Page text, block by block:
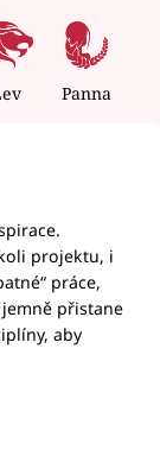
Panna
projektu, i
práce,
přistane
aby